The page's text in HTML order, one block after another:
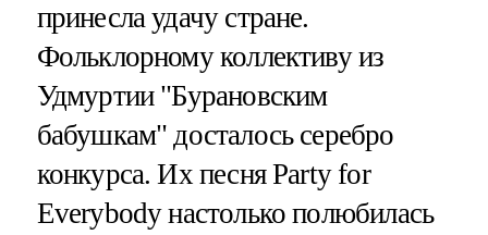
принесла удачу стране.
Фольклорному коллективу из
Удмуртии "Бурановским
бабушкам" досталось серебро
конкурса. Их песня Party for
Everybody настолько полюбилась